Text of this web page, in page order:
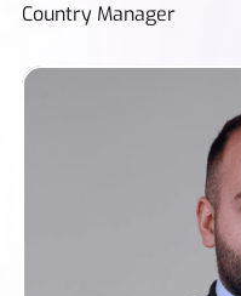
Country Manager